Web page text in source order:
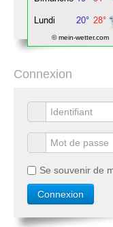
© mein-wetter.com
Connexion
Se souvenir de